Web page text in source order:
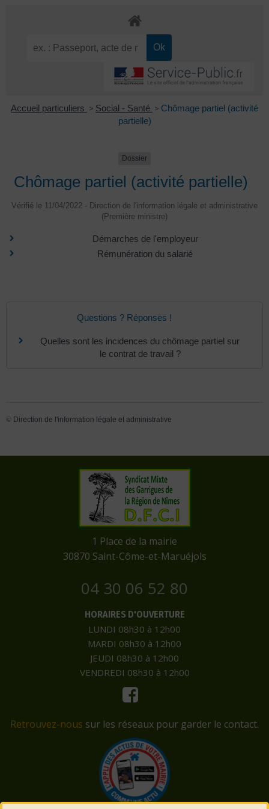
Accueil particuliers > Social - Santé > Chômage partiel (activité
partielle)
Dossier
Chômage partiel (activité partielle)
Vérifié le 11/04/2022 - Direction de l'information légale et administrative
(Première ministre)
Démarches de l'employeur
Rémunération du salarié
Questions ? Réponses !
Quelles sont les incidences du chômage partiel sur
le contrat de travail ?
© Direction de l'information légale et administrative
​1 Place de la mairie
​30870 Saint-Côme-et-Maruéjols
04 30 06 52 80
HORAIRES D'OUVERTURE
LUNDI 08h30 à 12h00
MARDI 08h30 à 12h00
JEUDI 08h30 à 12h00
VENDREDI 08h30 à 12h00
Retrouvez-nous sur les réseaux pour garder le contact.